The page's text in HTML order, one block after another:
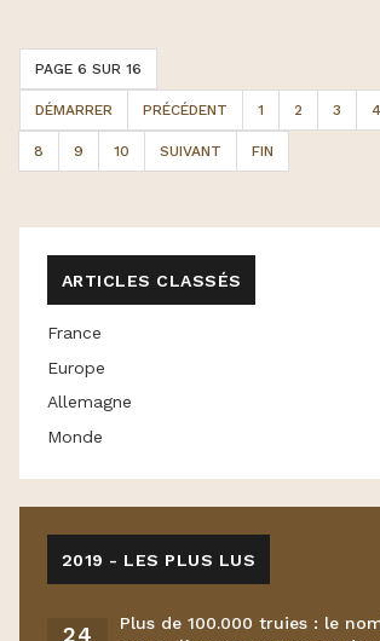
PAGE 6 SUR 16
DÉMARRER PRÉCÉDENT 1 2 3 4
8 9 10 SUIVANT FIN
ARTICLES CLASSÉS
France
Europe
Allemagne
Monde
2019 - LES PLUS LUS
24
Plus de 100.000 truies : le